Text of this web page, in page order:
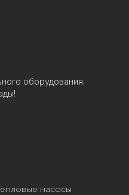
оборудования.
насосы